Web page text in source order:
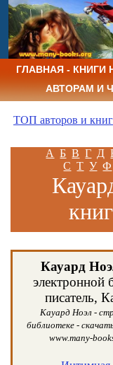
ГЛАВНАЯ - КНИГИ
АВТОРАМ И
ТОП авторов и книг
А Б В Г Д
С Т У Ф
Кауард
электронной
писатель,
Кауард Ноэл -
библиотеке -
www.many-